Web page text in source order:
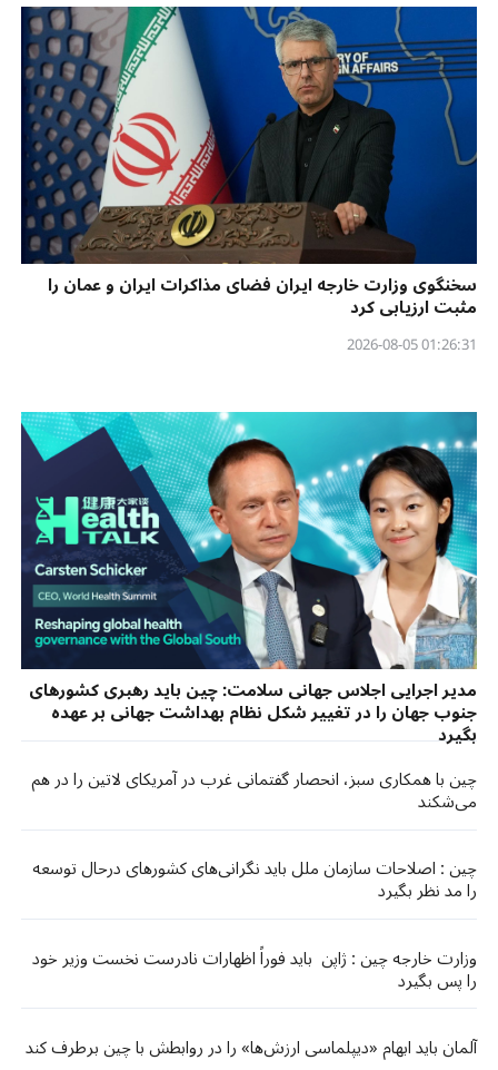
سخنگوی وزارت خارجه ایران فضای مذاکرات ایران و عمان را
مثبت ارزیابی کرد
01:26:31 2026-08-05
مدیر اجرایی اجلاس جهانی سلامت: چین باید رهبری کشورهای
جنوب جهان را در تغییر شکل نظام بهداشت جهانی بر عهده
بگیرد
چین با همکاری سبز، انحصار گفتمانی غرب در آمریکای لاتین را در هم
می‌شکند
چین : اصلاحات سازمان ملل باید نگرانی‌های کشورهای درحال توسعه
را مد نظر بگیرد
وزارت خارجه چین : ژاپن باید فوراً اظهارات نادرست نخست وزیر خود
را پس بگیرد
آلمان باید ابهام «دیپلماسی ارزش‌ها» را در روابطش با چین برطرف کند